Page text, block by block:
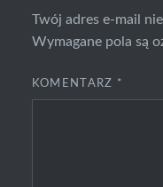
Twój adres e-mail
Wymagane pola są
KOMENTARZ *